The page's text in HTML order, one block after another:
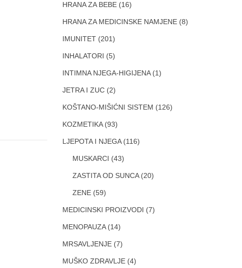
HRANA ZA BEBE (16)
HRANA ZA MEDICINSKE NAMJENE (8)
IMUNITET (201)
INHALATORI (5)
INTIMNA NJEGA-HIGIJENA (1)
JETRA I ZUC (2)
KOŠTANO-MIŠIĆNI SISTEM (126)
KOZMETIKA (93)
LJEPOTA I NJEGA (116)
MUSKARCI (43)
ZASTITA OD SUNCA (20)
ZENE (59)
MEDICINSKI PROIZVODI (7)
MENOPAUZA (14)
MRSAVLJENJE (7)
MUŠKO ZDRAVLJE (4)